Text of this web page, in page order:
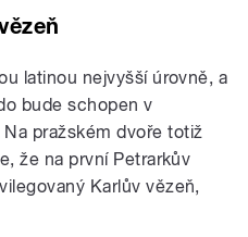
latinou nejvyšší úrovně, a
bude schopen v
pražském dvoře totiž
že na první Petrarkův
Karlův vězeň,